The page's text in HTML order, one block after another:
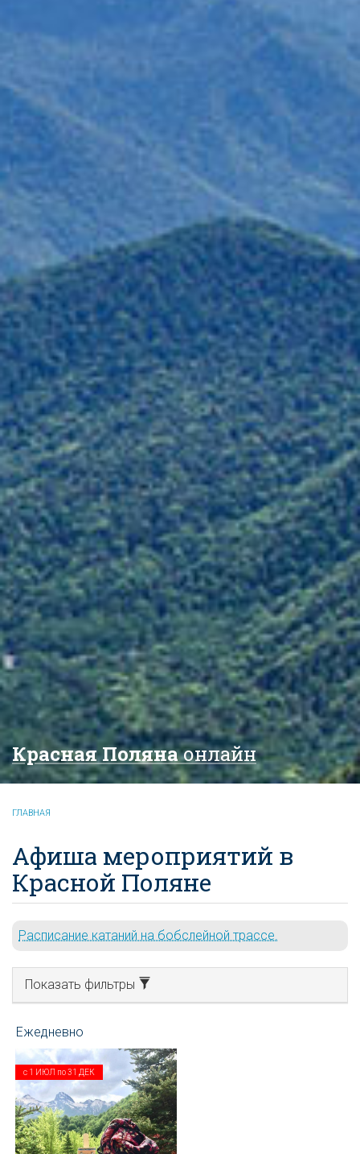
Красная Полянаонлайн
ГЛАВНАЯ
Афиша мероприятий в
Красной Поляне
Расписание катаний на бобслейной трассе.
Показать фильтры
с 1 ИЮЛ по31 ДЕК